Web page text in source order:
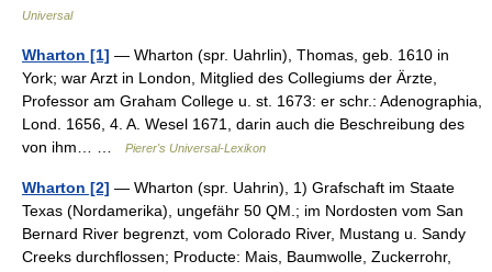
Universal
Wharton [1] — Wharton (spr. Uahrlin), Thomas, geb. 1610 in
York; war Arzt in London, Mitglied des Collegiums der Ärzte,
Professor am Graham College u. st. 1673: er schr.: Adenographia,
Lond. 1656, 4. A. Wesel 1671, darin auch die Beschreibung des
von ihm… …
Pierer's Universal-Lexikon
Wharton [2] — Wharton (spr. Uahrin), 1) Grafschaft im Staate
Texas (Nordamerika), ungefähr 50 QM.; im Nordosten vom San
Bernard River begrenzt, vom Colorado River, Mustang u. Sandy
Creeks durchflossen; Producte: Mais, Baumwolle, Zuckerrohr,